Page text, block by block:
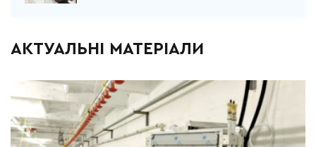
АКТУАЛЬНІ МАТЕРІАЛИ